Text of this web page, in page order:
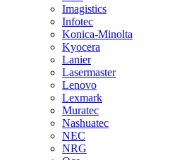
Imagistics
Infotec
Konica-Minolta
Kyocera
Lanier
Lasermaster
Lenovo
Lexmark
Muratec
Nashuatec
NEC
NRG